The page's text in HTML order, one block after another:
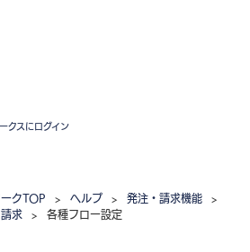
クTOP > ヘルプ > 発注・請求機能
>
求
> 各種フロー設定